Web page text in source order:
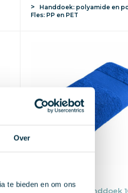
Over
te bieden en om ons
Handdoek: polyamide en
Fles: PP en PET
Sophie Muval handdoek